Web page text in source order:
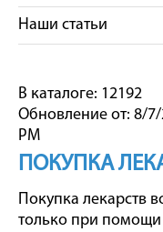
Наши статьи
В каталоге: 12192
Обновление от: 8/7/
PM
ПОКУПКА
Покупка лекарств
только при